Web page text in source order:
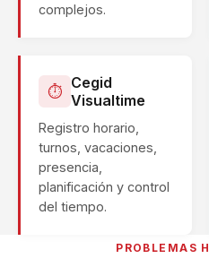
complejos.
⏱ Cegid
Visualtime
Registro horario,
turnos, vacaciones,
presencia,
planificación y control
del tiempo.
PROBLEMAS